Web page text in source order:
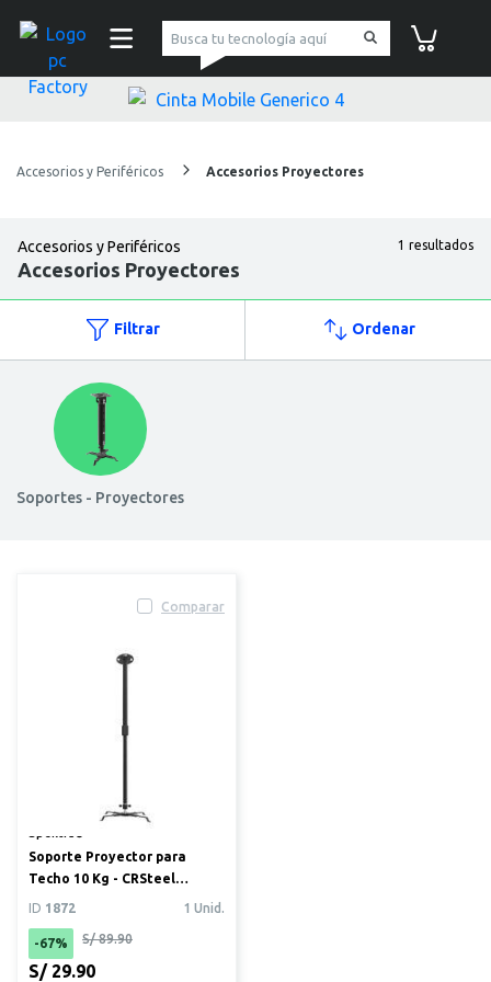
pc Factory
Accesorios y Periféricos Accesorios Proyectores
Accesorios y Periféricos
Accesorios Proyectores
1 resultados
Filtrar Ordenar
Soportes - Proyectores
Comparar
Soporte Proyector para
Techo 10 Kg - CRSteel
GO002R
ID 1872 1 Unid.
-67% S/ 89.90
S/ 29.90